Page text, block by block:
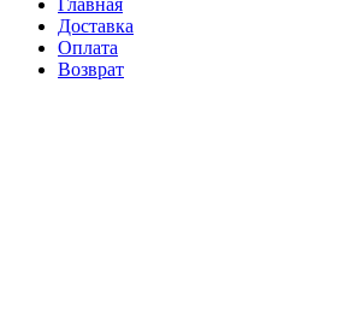
Доставка
Оплата
Возврат